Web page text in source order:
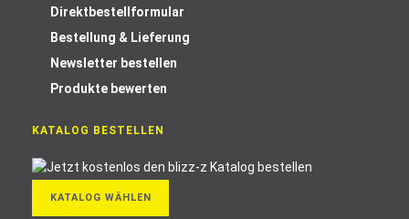
Direktbestellformular
Bestellung & Lieferung
Newsletter bestellen
Produkte bewerten
KATALOG BESTELLEN
KATALOG WÄHLEN